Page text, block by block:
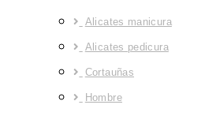
Alicates manicura
Alicates pedicura
Cortauñas
Hombre